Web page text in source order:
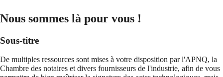
Nous sommes là pour vous !
Sous-titre
De multiples ressources sont mises à votre disposition par l'APNQ, la
Chambre des notaires et divers fournisseurs de l'industrie, afin de vous